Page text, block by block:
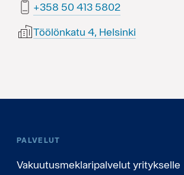
2085 314 05 853+
Töölönkatu 4, Helsinki
PALVELUT
Vakuutusmeklaripalvelut yritykselle